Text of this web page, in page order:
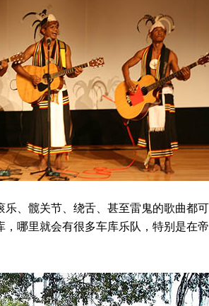
髋关节、绕舌、甚至雷鬼的歌曲都
，哪里就会有很多车库乐队，特别是在